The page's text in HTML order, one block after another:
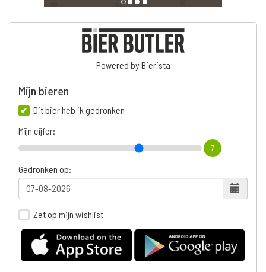
Powered by Bierista
Mijn bieren
Dit bier heb ik gedronken
Mijn cijfer:
7
Gedronken op:
Zet op mijn wishlist